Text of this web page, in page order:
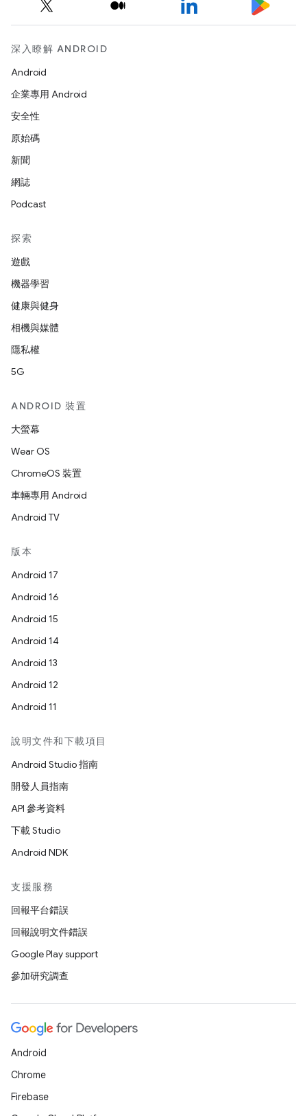
深入瞭解 ANDROID
Android
企業專用 Android
安全性
原始碼
新聞
網誌
Podcast
探索
遊戲
機器學習
健康與健身
相機與媒體
隱私權
5G
ANDROID 裝置
大螢幕
Wear OS
ChromeOS 裝置
車輛專用 Android
Android TV
版本
Android 17
Android 16
Android 15
Android 14
Android 13
Android 12
Android 11
說明文件和下載項目
Android Studio 指南
開發人員指南
API 參考資料
下載 Studio
Android NDK
支援服務
回報平台錯誤
回報說明文件錯誤
Google Play support
參加研究調查
Android
Chrome
Firebase